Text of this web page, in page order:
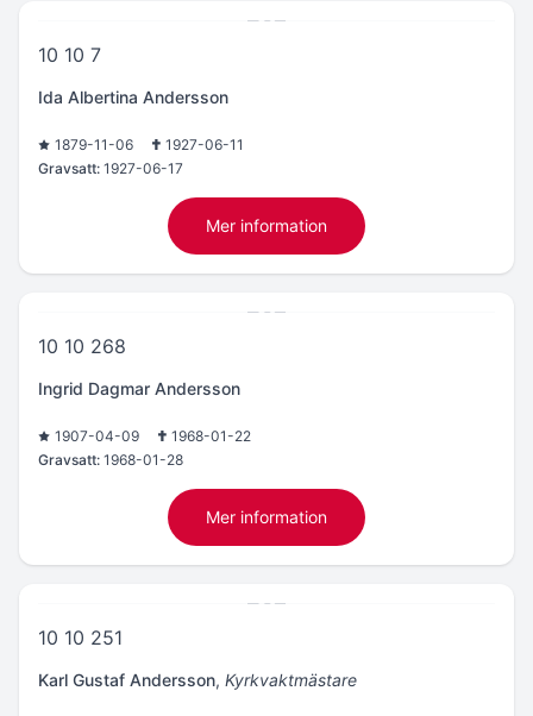
10 10 7
Ida Albertina Andersson
1879-11-06
1927-06-11
Gravsatt: 1927-06-17
Mer information
10 10 268
Ingrid Dagmar Andersson
1907-04-09
1968-01-22
Gravsatt: 1968-01-28
Mer information
10 10 251
Karl Gustaf Andersson, Kyrkvaktmästare